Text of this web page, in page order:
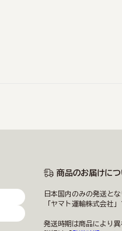
商品のお届けにつ
日本国内のみの発送と
「ヤマト運輸株式会社
発送時期は商品により異